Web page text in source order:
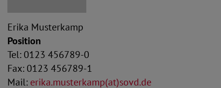
Erika Musterkamp
Position
Tel: 0123 456789-0
Fax: 0123 456789-1
Mail: erika.musterkamp(at)sovd.de